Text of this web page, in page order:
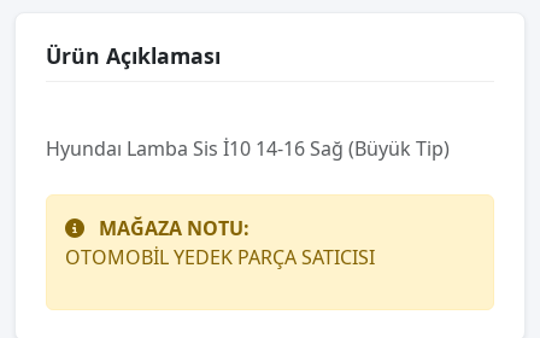
Ürün Açıklaması
Hyundaı Lamba Sis İ10 14-16 Sağ (Büyük Tip)
MAĞAZA NOTU:
OTOMOBİL YEDEK PARÇA SATICISI